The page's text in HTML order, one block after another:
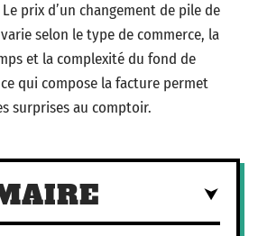
prix d’un changement de pile de
selon le type de commerce, la
et la complexité du fond de
qui compose la facture permet
surprises au comptoir.